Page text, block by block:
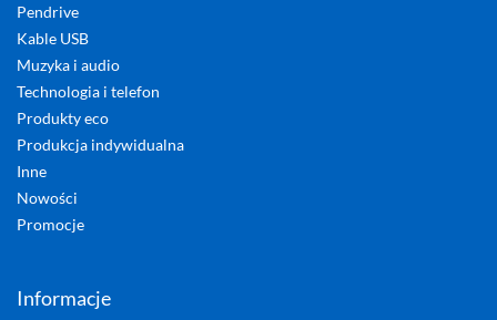
Pendrive
Kable USB
Muzyka i audio
Technologia i telefon
Produkty eco
Produkcja indywidualna
Inne
Nowości
Promocje
Informacje